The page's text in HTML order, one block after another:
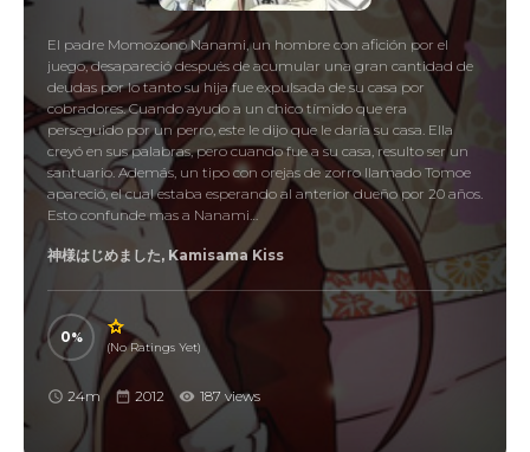
El padre Momozono Nanami, un hombre con afición por el
juego, desapareció después de acumular una gran cantidad de
deudas por lo tanto su hija fue expulsada de su casa por
cobradores. Cuando ayudo a un chico tímido que era
perseguido por un perro, este le dijo que le daría su casa. Ella
creyó en sus palabras, pero cuando fue a su casa, resulto ser un
santuario. Además, un tipo con orejas de zorro llamado Tomoe
apareció, el cual estaba esperando al anterior dueño por 20 años.
Esto confunde mas a Nanami…
神様はじめました, Kamisama Kiss
0
(No Ratings Yet)
24m 2012 187 views